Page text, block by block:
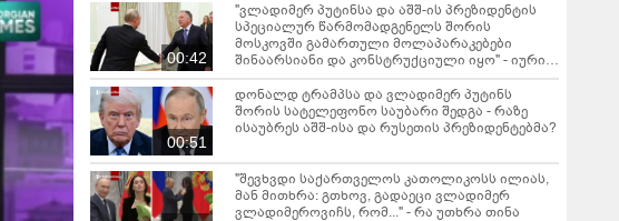
00:42
"ვლადიმერ პუტინსა და აშშ-ის პრეზიდენტის
სპეციალურ წარმომადგენელს შორის
მოსკოვში გამართული მოლაპარაკებები
შინაარსიანი და კონსტრუქციული იყო" - იური
უშაკოვი
00:51
დონალდ ტრამპსა და ვლადიმერ პუტინს
შორის სატელეფონო საუბარი შედგა - რაზე
ისაუბრეს აშშ-ისა და რუსეთის პრეზიდენტებმა?
"შევხვდი საქართველოს კათოლიკოსს ილიას,
მან მითხრა: გთხოვ, გადაეცი ვლადიმერ
ვლადიმეროვიჩს, რომ..." - რა უთხრა თინა